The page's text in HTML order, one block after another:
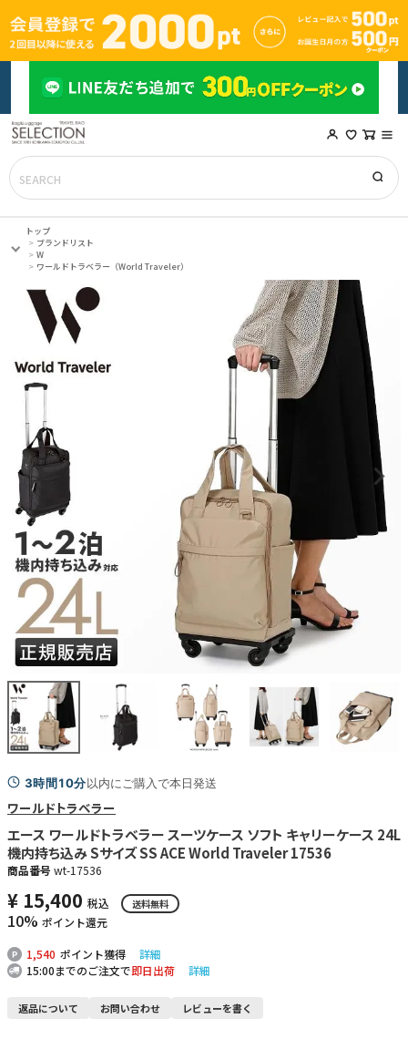
トップ
ブランドリスト
W
ワールドトラベラー（World Traveler）
3時間09分以内にご購入で本日発送
ワールドトラベラー
エース ワールドトラベラー スーツケース ソフト キャリーケース 24L
機内持ち込み Sサイズ SS ACE World Traveler 17536
商品番号 wt-17536
¥ 15,400 税込 送料無料
10% ポイント還元
1,540 ポイント獲得
詳細
15:00までのご注文で即日出荷 詳細
返品について お問い合わせ レビューを書く